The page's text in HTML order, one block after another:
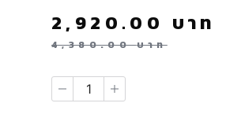
4,380.00บาท
2,920.00 บาท